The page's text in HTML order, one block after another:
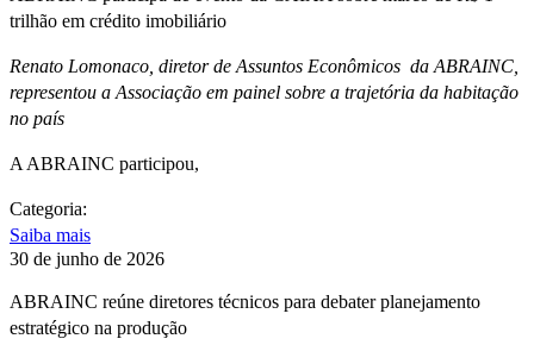
trilhão em crédito imobiliário
Renato Lomonaco, diretor de Assuntos Econômicos da ABRAINC,
representou a Associação em painel sobre a trajetória da habitação
no país
A ABRAINC participou,
Categoria:
Saiba mais
30 de junho de 2026
ABRAINC reúne diretores técnicos para debater planejamento
estratégico na produção